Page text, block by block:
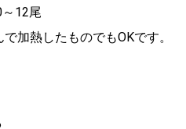
12尾
加熱したものでもOKです。